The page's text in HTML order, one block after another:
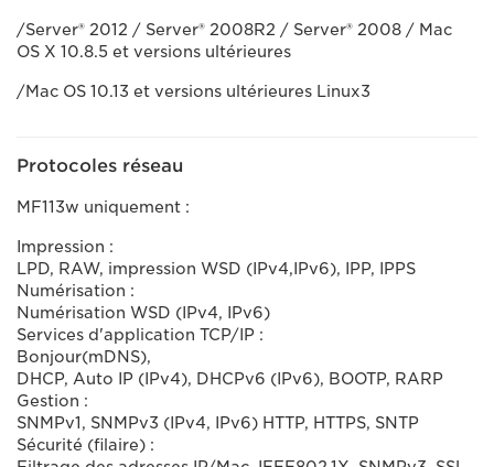
/Server® 2012 / Server® 2008R2 / Server® 2008 / Mac
OS X 10.8.5 et versions ultérieures
/Mac OS 10.13 et versions ultérieures Linux3
Protocoles réseau
MF113w uniquement :
Impression :
LPD, RAW, impression WSD (IPv4,IPv6), IPP, IPPS
Numérisation :
Numérisation WSD (IPv4, IPv6)
Services d'application TCP/IP :
Bonjour(mDNS),
DHCP, Auto IP (IPv4), DHCPv6 (IPv6), BOOTP, RARP
Gestion :
SNMPv1, SNMPv3 (IPv4, IPv6) HTTP, HTTPS, SNTP
Sécurité (filaire) :